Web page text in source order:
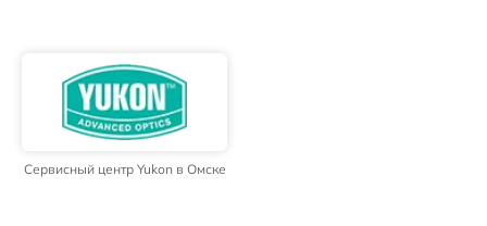
Сервисный центр Yukon в Омске